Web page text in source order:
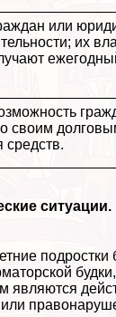
или
их
своим
средств.
ситуации.
подростки
будки,
являются
или